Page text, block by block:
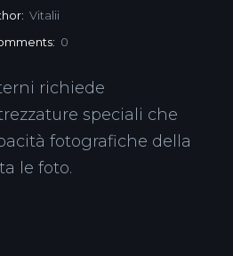
Vitalii
0
richiede
speciali che
fotografiche della
le foto.